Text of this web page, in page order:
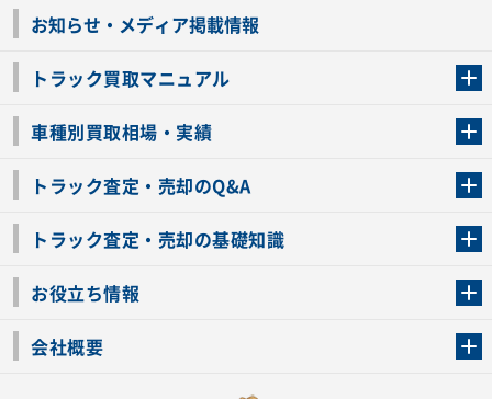
お知らせ・メディア掲載情報
トラック買取マニュアル
車種別買取相場・実績
トラック査定・売却のQ&A
トラック査定・売却の基礎知識
お役立ち情報
会社概要